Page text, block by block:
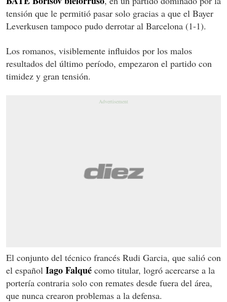
tensión que le permitió pasar solo gracias a que el Bayer
Leverkusen tampoco pudo derrotar al Barcelona (1-1).
Los romanos, visiblemente influidos por los malos
resultados del último período, empezaron el partido con
timidez y gran tensión.
El conjunto del técnico francés Rudi Garcia, que salió con
el español Iago Falqué como titular, logró acercarse a la
portería contraria solo con remates desde fuera del área,
que nunca crearon problemas a la defensa.